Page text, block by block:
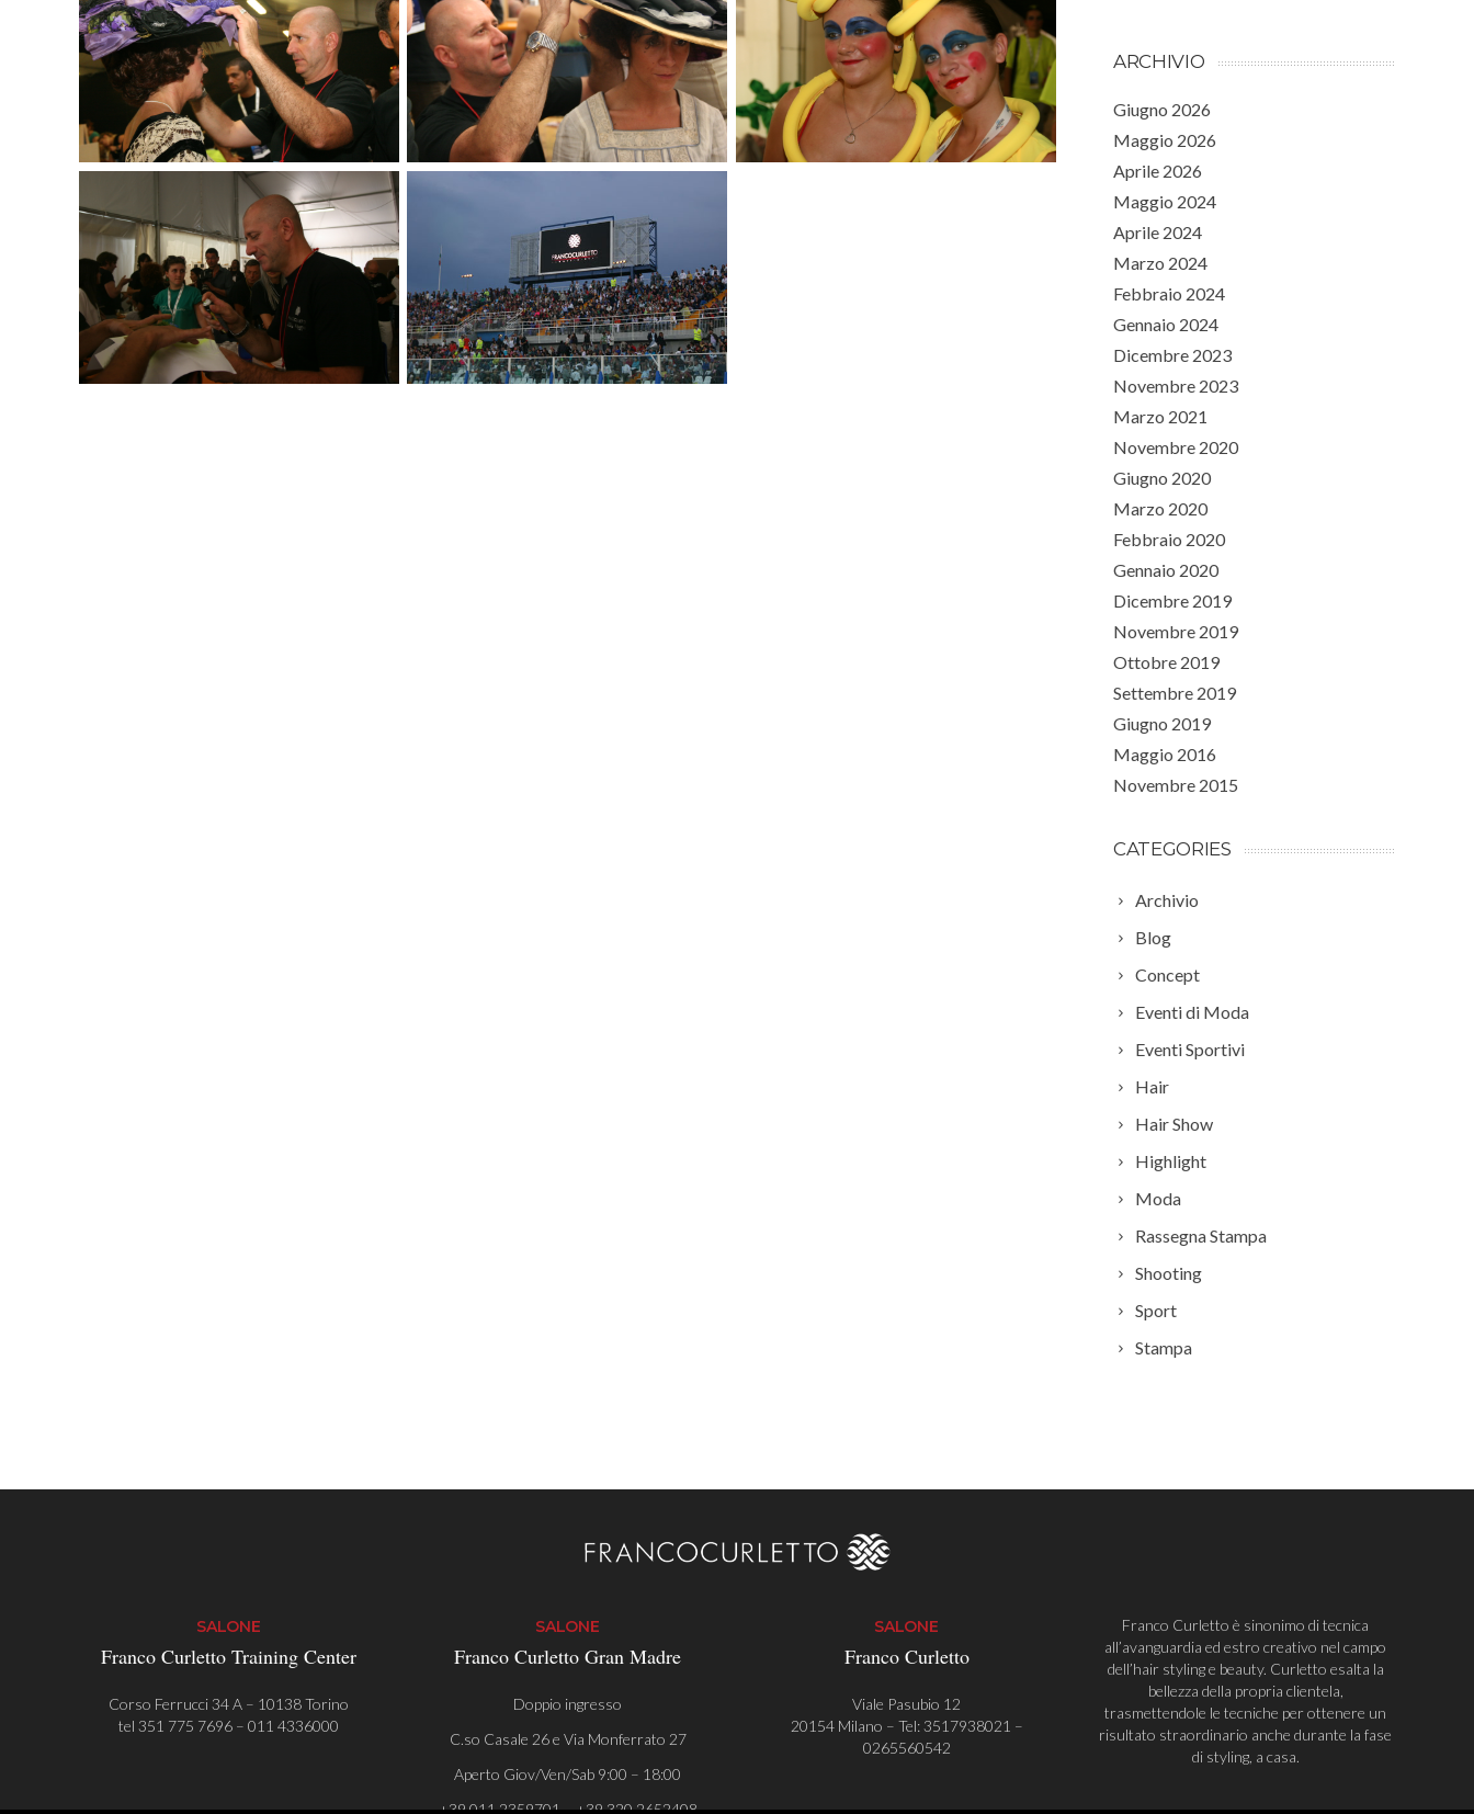
ARCHIVIO
Giugno 2026
Maggio 2026
Aprile 2026
Maggio 2024
Aprile 2024
Marzo 2024
Febbraio 2024
Gennaio 2024
Dicembre 2023
Novembre 2023
Marzo 2021
Novembre 2020
Giugno 2020
Marzo 2020
Febbraio 2020
Gennaio 2020
Dicembre 2019
Novembre 2019
Ottobre 2019
Settembre 2019
Giugno 2019
Maggio 2016
Novembre 2015
CATEGORIES
Archivio
Blog
Concept
Eventi di Moda
Eventi Sportivi
Hair
Hair Show
Highlight
Moda
Rassegna Stampa
Shooting
Sport
Stampa
SALONE
Franco Curletto Training Center
Corso Ferrucci 34 A – 10138 Torino
tel 351 775 7696 – 011 4336000
SALONE
Franco Curletto Gran Madre
Doppio ingresso
C.so Casale 26 e Via Monferrato 27
Aperto Giov/Ven/Sab 9:00 – 18:00
+39 011 2359701 – +39 320 2652408
SALONE
Franco Curletto
Viale Pasubio 12
20154 Milano – Tel:3517938021 –
0265560542
Franco Curletto è sinonimo di tecnica
all’avanguardia ed estro creativo nel campo
dell’hair styling e beauty. Curletto esalta la
bellezza della propria clientela,
trasmettendole le tecniche per ottenere un
risultato straordinario anche durante la fase
di styling, a casa.